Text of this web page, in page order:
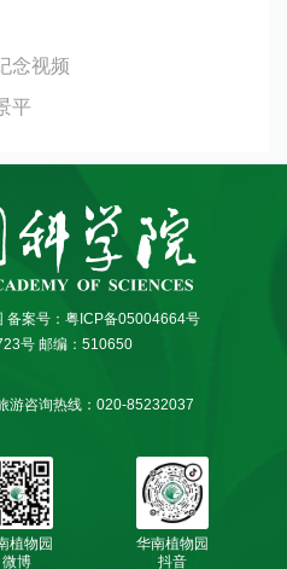
念视频
平
备案号：粤ICP备05004664号
号 邮编：510650
游咨询热线：020-85232037
植物园
微博
华南植物园
抖音